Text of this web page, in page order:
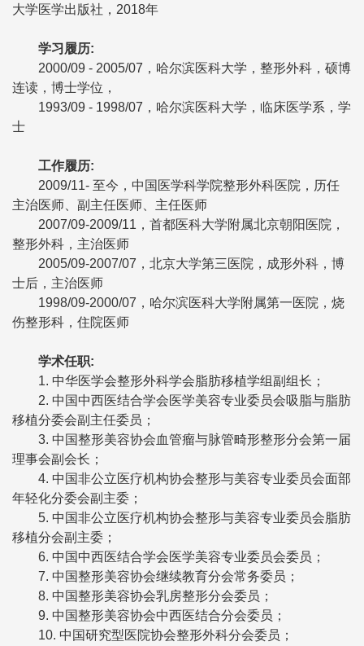
大学医学出版社，2018年
学习履历:
2000/09 - 2005/07，哈尔滨医科大学，整形外科，硕博
连读，博士学位，
1993/09 - 1998/07，哈尔滨医科大学，临床医学系，学
士
工作履历:
2009/11- 至今，中国医学科学院整形外科医院，历任
主治医师、副主任医师、主任医师
2007/09-2009/11，首都医科大学附属北京朝阳医院，
整形外科，主治医师
2005/09-2007/07，北京大学第三医院，成形外科，博
士后，主治医师
1998/09-2000/07，哈尔滨医科大学附属第一医院，烧
伤整形科，住院医师
学术任职:
1. 中华医学会整形外科学会脂肪移植学组副组长；
2. 中国中西医结合学会医学美容专业委员会吸脂与脂肪
移植分委会副主任委员；
3. 中国整形美容协会血管瘤与脉管畸形整形分会第一届
理事会副会长；
4. 中国非公立医疗机构协会整形与美容专业委员会面部
年轻化分委会副主委；
5. 中国非公立医疗机构协会整形与美容专业委员会脂肪
移植分会副主委；
6. 中国中西医结合学会医学美容专业委员会委员；
7. 中国整形美容协会继续教育分会常务委员；
8. 中国整形美容协会乳房整形分会委员；
9. 中国整形美容协会中西医结合分会委员；
10. 中国研究型医院协会整形外科分会委员；